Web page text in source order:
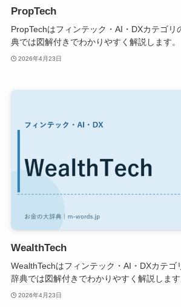
PropTech
PropTechはフィンテック・AI・DXカテゴリ
典では図解付きでわかりやすく解説します。
2026年4月23日
WealthTech
WealthTechはフィンテック・AI・DXカテゴ
辞典では図解付きでわかりやすく解説します
2026年4月23日